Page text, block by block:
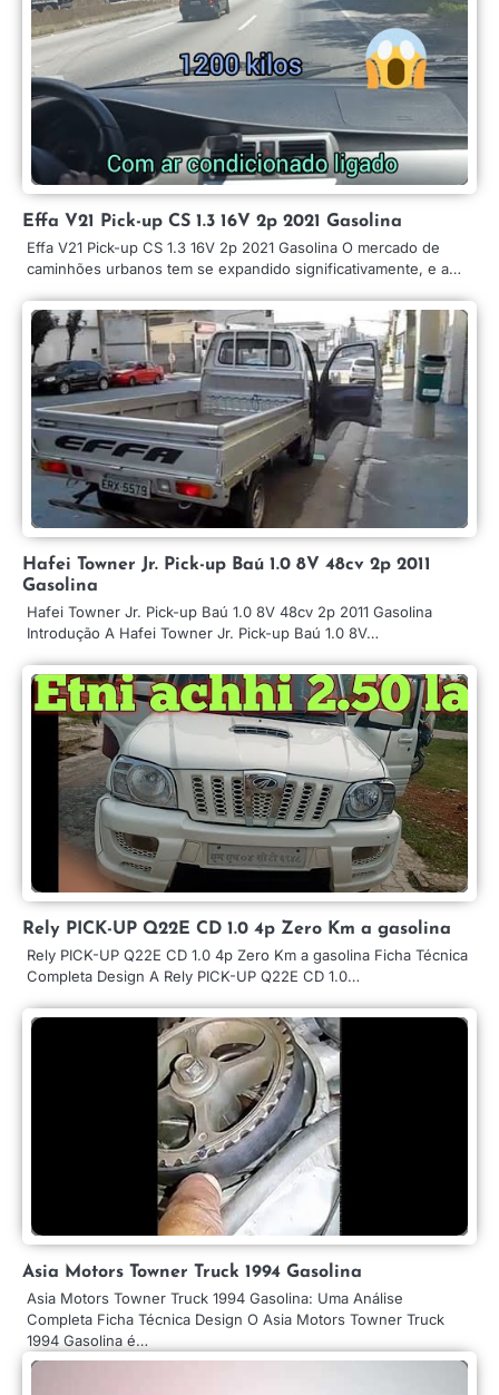
Effa V21 Pick-up CS 1.3 16V 2p 2021 Gasolina
Effa V21 Pick-up CS 1.3 16V 2p 2021 Gasolina O mercado de
caminhões urbanos tem se expandido significativamente, e a…
Hafei Towner Jr. Pick-up Baú 1.0 8V 48cv 2p 2011
Gasolina
Hafei Towner Jr. Pick-up Baú 1.0 8V 48cv 2p 2011 Gasolina
Introdução A Hafei Towner Jr. Pick-up Baú 1.0 8V…
Rely PICK-UP Q22E CD 1.0 4p Zero Km a gasolina
Rely PICK-UP Q22E CD 1.0 4p Zero Km a gasolina Ficha Técnica
Completa Design A Rely PICK-UP Q22E CD 1.0…
Asia Motors Towner Truck 1994 Gasolina
Asia Motors Towner Truck 1994 Gasolina: Uma Análise
Completa Ficha Técnica Design O Asia Motors Towner Truck
1994 Gasolina é…